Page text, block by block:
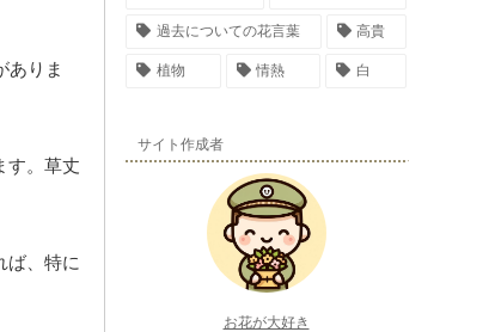
ありま
す。草丈
ば、特に
過去についての花言葉 高貴
植物 情熱 白
サイト作成者
お花が大好き